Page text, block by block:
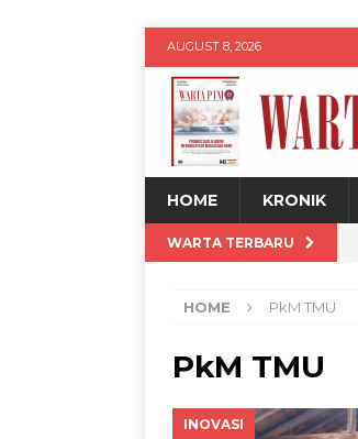
AUGUST 8, 2026
HOME KRONIK
WARTA TERBARU
HOME PkM TMU
PkM TMU
INOVASI